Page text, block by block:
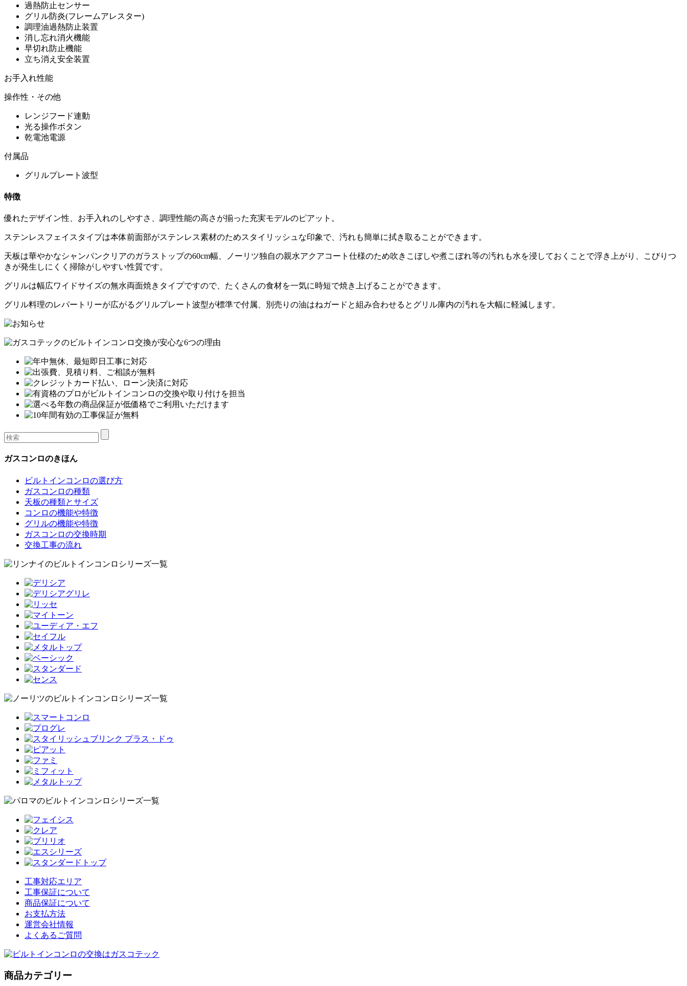
過熱防止センサー
グリル防炎(フレームアレスター)
調理油過熱防止装置
消し忘れ消火機能
早切れ防止機能
立ち消え安全装置
お手入れ性能
操作性・その他
レンジフード連動
光る操作ボタン
乾電池電源
付属品
グリルプレート波型
特徴
優れたデザイン性、お手入れのしやすさ、調理性能の高さが揃った充実モデルのピアット。
ステンレスフェイスタイプは本体前面部がステンレス素材のためスタイリッシュな印象で、汚れも簡単に拭き取ることができます。
天板は華やかなシャンパンクリアのガラストップの60cm幅、ノーリツ独自の親水アクアコート仕様のため吹きこぼしや煮こぼれ等の汚れも水を浸しておくことで浮き上がり、こびりつ
きが発生しにくく掃除がしやすい性質です。
グリルは幅広ワイドサイズの無水両面焼きタイプですので、たくさんの食材を一気に時短で焼き上げることができます。
グリル料理のレパートリーが広がるグリルプレート波型が標準で付属、別売りの油はねガードと組み合わせるとグリル庫内の汚れを大幅に軽減します。
ガスコンロのきほん
ビルトインコンロの選び方
ガスコンロの種類
天板の種類とサイズ
コンロの機能や特徴
グリルの機能や特徴
ガスコンロの交換時期
交換工事の流れ
工事対応エリア
工事保証について
商品保証について
お支払方法
運営会社情報
よくあるご質問
商品カテゴリー